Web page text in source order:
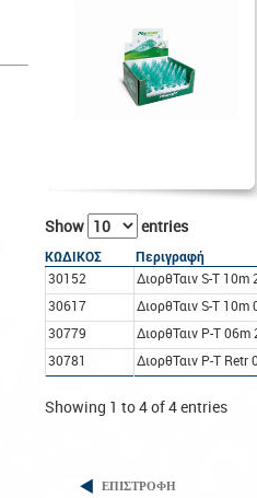
Show entries
ΚΩΔΙΚΟΣ
Περιγραφή
30152
ΔιορθΤαιν S-T
30617
ΔιορθΤαιν S-T
30779
ΔιορθΤαιν P-T
30781
ΔιορθΤαιν P-T
Showing 1 to 4 of 4 entries
ΕΠΙΣΤΡΟΦΗ